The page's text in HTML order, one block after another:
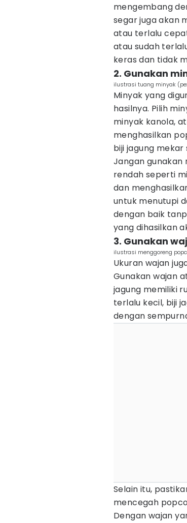
mengembang
segar juga akan
atau terlalu
atau sudah
keras dan tidak
2. Gunakan
ilustrasi tuang minyak
Minyak yang
hasilnya. Pilih
minyak kanola,
menghasilkan
biji jagung
Jangan
rendah seperti
dan
untuk menutupi
dengan baik
yang dihasilkan
3. Gunakan
ilustrasi menggoreng
Ukuran wajan
Gunakan wajan
jagung memiliki
terlalu kecil, biji
dengan
Selain itu,
mencegah
Dengan wajan